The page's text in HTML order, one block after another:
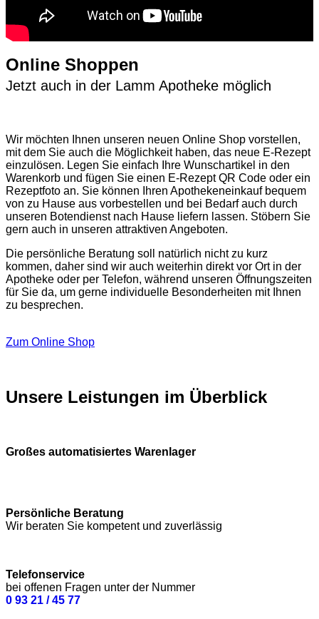
Online Shoppen
Jetzt auch in der Lamm Apotheke möglich
Wir möchten Ihnen unseren neuen Online Shop vorstellen,
mit dem Sie auch die Möglichkeit haben, das neue E-Rezept
einzulösen. Legen Sie einfach Ihre Wunschartikel in den
Warenkorb und fügen Sie einen E-Rezept QR Code oder ein
Rezeptfoto an. Sie können Ihren Apothekeneinkauf bequem
von zu Hause aus vorbestellen und bei Bedarf auch durch
unseren Botendienst nach Hause liefern lassen. Stöbern Sie
gern auch in unseren attraktiven Angeboten.
Die persönliche Beratung soll natürlich nicht zu kurz
kommen, daher sind wir auch weiterhin direkt vor Ort in der
Apotheke oder per Telefon, während unseren Öffnungszeiten
für Sie da, um gerne individuelle Besonderheiten mit Ihnen
zu besprechen.
Zum Online Shop
Unsere Leistungen im Überblick
Großes automatisiertes Warenlager
Persönliche Beratung
Wir beraten Sie kompetent und zuverlässig
Telefonservice
bei offenen Fragen unter der Nummer
0 93 21 / 45 77